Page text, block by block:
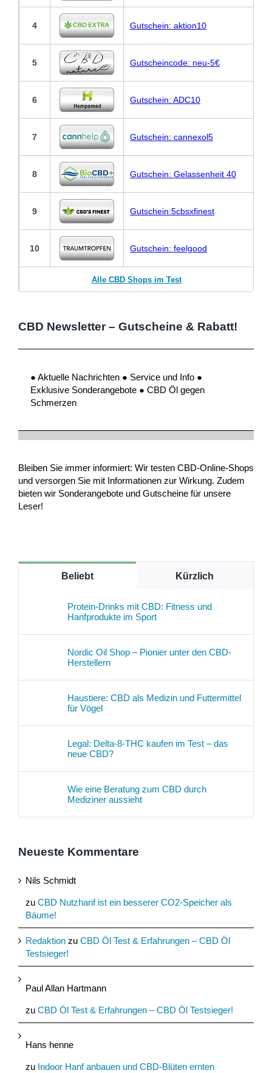
4 Gutschein: aktion10
5 Gutscheincode: neu-5€
6 Gutschein: ADC10
7 Gutschein: cannexol5
8 Gutschein: Gelassenheit 40
9 Gutschein:5cbsxfinest
10 Gutschein: feelgood
Alle CBD Shops im Test
CBD Newsletter – Gutscheine & Rabatt!
● Aktuelle Nachrichten ● Service und Info ●
Exklusive Sonderangebote ● CBD Öl gegen
Schmerzen
Bleiben Sie immer informiert: Wir testen CBD-Online-Shops
und versorgen Sie mit Informationen zur Wirkung. Zudem
bieten wir Sonderangebote und Gutscheine für unsere
Leser!
Beliebt Kürzlich
Protein-Drinks mit CBD: Fitness und
Hanfprodukte im Sport
Nordic Oil Shop – Pionier unter den CBD-
Herstellern
Haustiere: CBD als Medizin und Futtermittel
für Vögel
Legal: Delta-8-THC kaufen im Test – das
neue CBD?
Wie eine Beratung zum CBD durch
Mediziner aussieht
Neueste Kommentare
Nils Schmidt
zu CBD Nutzhanf ist ein besserer CO2-Speicher als
Bäume!
Redaktion zu CBD Öl Test & Erfahrungen – CBD Öl
Testsieger!
Paul Allan Hartmann
zu CBD Öl Test & Erfahrungen – CBD Öl Testsieger!
Hans henne
zu Indoor Hanf anbauen und CBD-Blüten ernten